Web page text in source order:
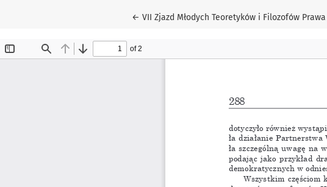
←Wróć do szczegółów artykułu
VII Zjazd Młodych Teoretyków i Filozofów